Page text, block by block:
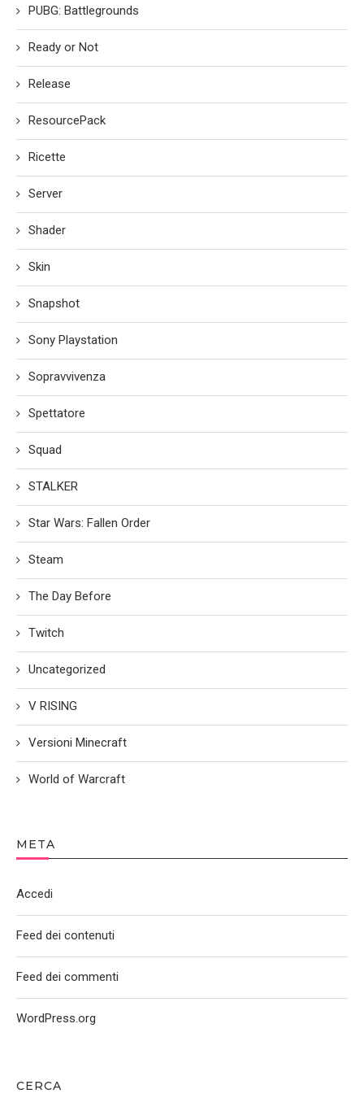
CERCA
PUBG: Battlegrounds
Ready or Not
Release
ResourcePack
Ricette
Server
Shader
Skin
Snapshot
Sony Playstation
Sopravvivenza
Spettatore
Squad
STALKER
Star Wars: Fallen Order
Steam
The Day Before
Twitch
Uncategorized
V RISING
Versioni Minecraft
World of Warcraft
META
Accedi
Feed dei contenuti
Feed dei commenti
WordPress.org